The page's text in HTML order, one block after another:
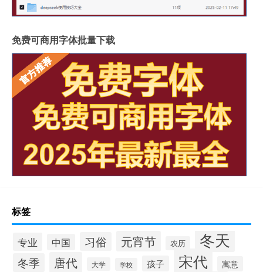
免费可商用字体批量下载
标签
专业 中国 习俗 元宵节 农历 冬天
冬季 唐代 大学 学校 孩子 宋代 寓意